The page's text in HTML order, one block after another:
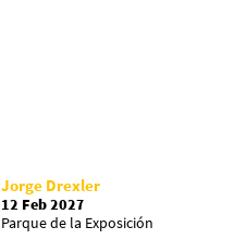
Jorge Drexler
12 Feb 2027
Parque de la Exposición